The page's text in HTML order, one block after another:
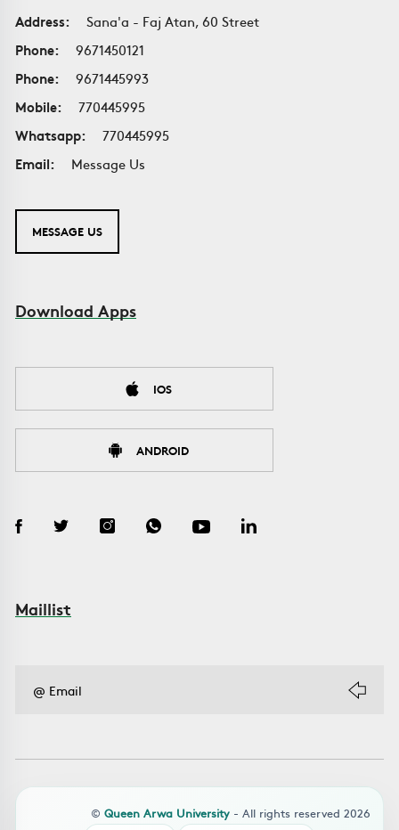
Address:
Sana'a - Faj Atan, 60 Street
Phone:
9671450121
Phone:
9671445993
Mobile:
770445995
Whatsapp:
770445995
Email:
Message Us
MESSAGE US
Download Apps
IOS
ANDROID
Maillist
© Queen Arwa University - All rights reserved 2026